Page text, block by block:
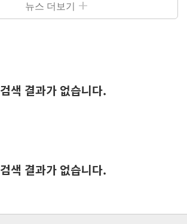
뉴스 더보기
검색 결과가 없습니다.
검색 결과가 없습니다.